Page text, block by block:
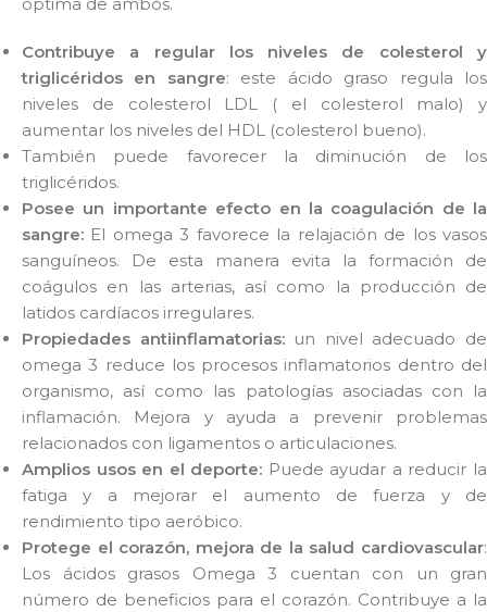
Contribuye a regular los niveles de colesterol y
triglicéridos en sangre: este ácido graso regula los
niveles de colesterol LDL ( el colesterol malo) y
aumentar los niveles del HDL (colesterol bueno).
También puede favorecer la diminución de los
triglicéridos.
Posee un importante efecto en la coagulación de la
sangre: El omega 3 favorece la relajación de los vasos
sanguíneos. De esta manera evita la formación de
coágulos en las arterias, así como la producción de
latidos cardíacos irregulares.
Propiedades antiinflamatorias: un nivel adecuado de
omega 3 reduce los procesos inflamatorios dentro del
organismo, así como las patologías asociadas con la
inflamación. Mejora y ayuda a prevenir problemas
relacionados con ligamentos o articulaciones.
Amplios usos en el deporte: Puede ayudar a reducir la
fatiga y a mejorar el aumento de fuerza y de
rendimiento tipo aeróbico.
Protege el corazón, mejora de la salud cardiovascular:
Los ácidos grasos Omega 3 cuentan con un gran
número de beneficios para el corazón. Contribuye a la